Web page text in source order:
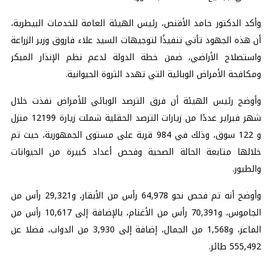
وأكد الدكتور حامد الأقنص، رئيس الهيئة العامة للخدمات البيطرية،
أن هذه الجهود تأتي تنفيذًا لتوجيهات السيد علاء فاروق وزير الزراعة
واستصلاح الأراضي، ضمن خطة الدولة لدعم نظم الإنذار المبكر
ومكافحة الأمراض الوبائية التي تهدد الثروة الحيوانية.
وأوضح رئيس الهيئة أن فرق الترصد الوبائي للأمراض نفذت خلال
شهر فبراير عددًا من زيارات الترصد الحقلية شملت زيارة 12199 منزل
و 122 سوق، وذلك في 984 قرية على مستوى الجمهورية، حيث تم
خلالها متابعة الحالة الصحية وفحص أعداد كبيرة من الحيوانات
والطيور.
وأوضح أنه تم فحص نحو 64,978 رأس من الأبقار، و29,321 رأس من
الجاموس، و70,391 رأس من الأغنام، بالإضافة إلى 10,617 رأس من
الماعز، و1,568 من الجمال، إضافة إلى 3,930 من الدواب، فضلا عن
555,492 طائر.